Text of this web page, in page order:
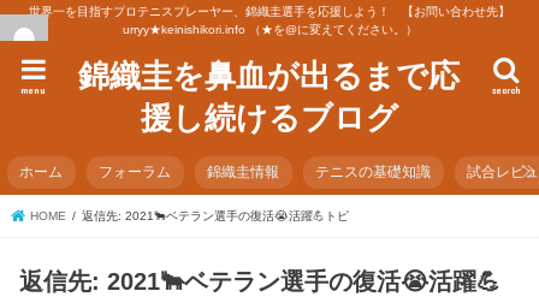
世界一を目指すプロテニスプレーヤー、錦織圭選手を応援しよう！ 【お問い合わせ先】
urryy★keinishikori.info （★を@に変えてください。）
錦織圭を鼻血が出るまで応
援し続けるブログ
search
menu
ホーム フォーラム 錦織圭情報 テニスの基礎知識 試合レビ
HOME 返信先: 2021🐂ベテラン選手の復活😭活躍💪トピ
返信先: 2021🐂ベテラン選手の復活😭活躍💪